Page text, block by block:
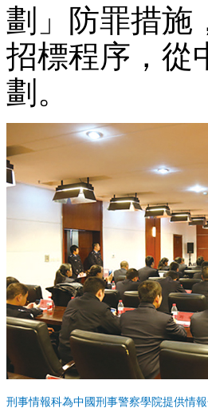
劃」防罪措施
招標程序，從
劃。
刑事情報科為中國刑事警察學院提供情報